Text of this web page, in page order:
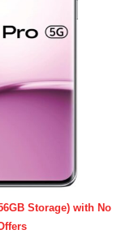
Storage) with No